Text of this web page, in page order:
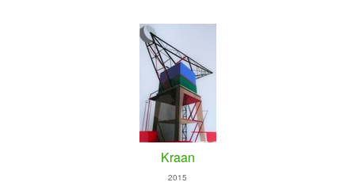
Kraan
2015